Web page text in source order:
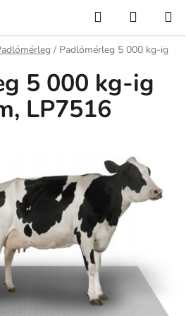
KeresésKOSÁR
/ Padlómérleg 5 000 kg-ig
5 000 kg-ig
LP7516